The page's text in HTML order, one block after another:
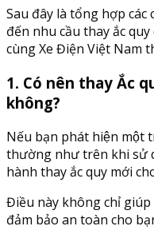
Sau đây là tổng hợp
đến nhu cầu thay ắc
cùng Xe Điện Việt Nam
1. Có nên thay Ắc
không?
Nếu bạn phát hiện một
thường như trên khi sử
hành thay ắc quy mới
Điều này không chỉ
đảm bảo an toàn cho